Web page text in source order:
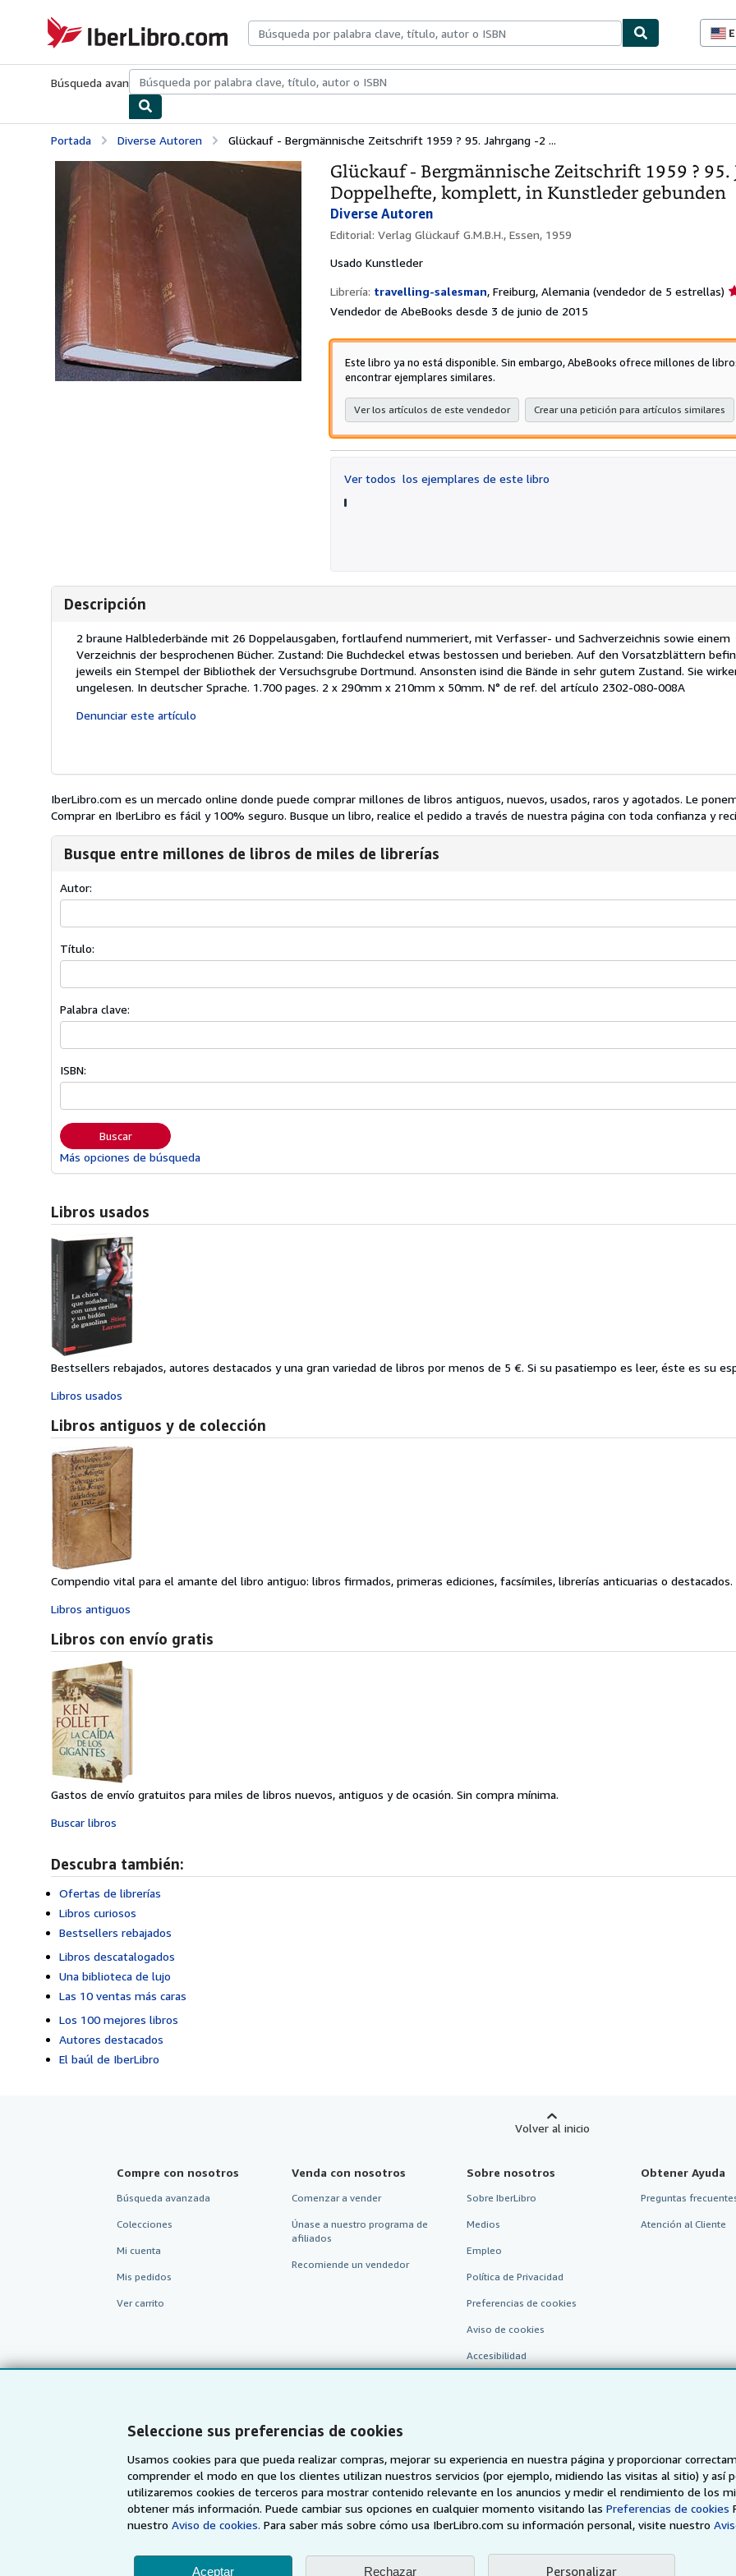
Seleccione sus preferencias de cookies
Usamos cookies para que pueda realizar compras, mejorar su experiencia en nuestra página y proporcionar
comprender el modo en que los clientes utilizan nuestros servicios (por ejemplo, midiendo las visitas al sitio) y así
utilizaremos cookies de terceros para mostrar contenido relevante en los anuncios y medir el rendimiento de los
obtener más información. Puede cambiar sus opciones en cualquier momento visitando las Preferencias de cookies
nuestroAviso de cookies. Para saber más sobre cómo usa IberLibro.com su información personal, visite nuestro
Aceptar Rechazar Personalizar
IberLibro.com
Búsqueda avanzadaColecciones Libros antiguosArte y coleccionismo
Portada Diverse Autoren Glückauf - Bergmännische Zeitschrift 1959 ? 95. Jahrgang -2 ...
Glückauf - Bergmännische Zeitschrift 1959 ? 95.
Doppelhefte, komplett, in Kunstleder gebunden
Diverse Autoren
Editorial: Verlag Glückauf G.M.B.H., Essen, 1959
Usado Kunstleder
Librería: travelling-salesman, Freiburg, Alemania (vendedor de 5 estrellas)
5
Vendedor de AbeBooks desde 3 de junio de 2015
Este libro ya no está disponible. Sin embargo, AbeBooks ofrece millones de
encontrar ejemplares similares.
Ver los artículos de este vendedor Crear una petición para artículos similares
Ver todos los ejemplares de este libro
Descripción
Descripción:
2 braune Halblederbände mit 26 Doppelausgaben, fortlaufend nummeriert, mit Verfasser- und Sachverzeichnis sowie einem
Verzeichnis der besprochenen Bücher. Zustand: Die Buchdeckel etwas bestossen und berieben. Auf den Vorsatzblättern
jeweils ein Stempel der Bibliothek der Versuchsgrube Dortmund. Ansonsten isind die Bände in sehr gutem Zustand. Sie
ungelesen. In deutscher Sprache. 1.700 pages. 2 x 290mm x 210mm x 50mm. N° de ref. del artículo 2302-080-008A
Denunciar este artículo
IberLibro.com es un mercado online donde puede comprar millones de libros antiguos, nuevos, usados, raros y agotados. Le
Comprar en IberLibro es fácil y 100% seguro. Busque un libro, realice el pedido a través de nuestra página con toda confianza y
Busque entre millones de libros de miles de librerías
Autor:
Título:
Palabra clave:
ISBN:
Buscar
Más opciones de búsqueda
Libros usados
Bestsellers rebajados, autores destacados y una gran variedad de libros por menos de 5 €. Si su pasatiempo es leer, éste es su
Libros usados
Libros antiguos y de colección
Compendio vital para el amante del libro antiguo: libros firmados, primeras ediciones, facsímiles, librerías anticuarias o destacados.
Libros antiguos
Libros con envío gratis
Gastos de envío gratuitos para miles de libros nuevos, antiguos y de ocasión. Sin compra mínima.
Buscar libros
Descubra también:
Ofertas de librerías
Libros curiosos
Bestsellers rebajados
Libros descatalogados
Una biblioteca de lujo
Las 10 ventas más caras
Los 100 mejores libros
Autores destacados
El baúl de IberLibro
Volver al inicio
Compre con nosotros
Búsqueda avanzada
Colecciones
Mi cuenta
Mis pedidos
Ver carrito
Venda con nosotros
Comenzar a vender
Únase a nuestro programa de
afiliados
Recomiende un vendedor
Sobre nosotros
Sobre IberLibro
Medios
Empleo
Política de Privacidad
Preferencias de cookies
Aviso de cookies
Accesibilidad
Obtener Ayuda
Preguntas
Atención al Cliente
AbeBooks.com AbeBooks.co.uk AbeBooks.de AbeBooks.fr AbeBooks.it AbeBooks Aus/
BookFinder.com